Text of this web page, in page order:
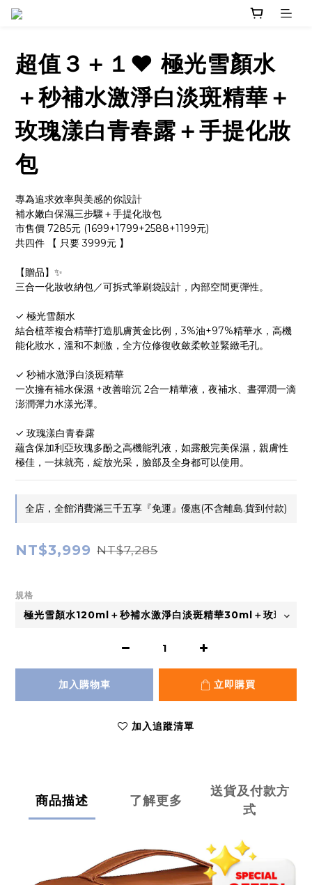
超值３＋１❤️ 極光雪顏水
＋秒補水激淨白淡斑精華＋
玫瑰漾白青春露＋手提化妝
包
專為追求效率與美感的你設計
補水嫩白保濕三步驟＋手提化妝包
市售價 7285元 (1699+1799+2588+1199元)
共四件 【 只要 3999元 】
【贈品】✨
三合一化妝收納包／可拆式筆刷袋設計，內部空間更彈性。
✓ 極光雪顏水
結合植萃複合精華打造肌膚黃金比例，3%油+97%精華水，高機
能化妝水，溫和不刺激，全方位修復收斂柔軟並緊緻毛孔。
✓ 秒補水激淨白淡斑精華
一次擁有補水保濕 +改善暗沉 2合一精華液，夜補水、晝彈潤一滴
澎潤彈力水漾光澤。
✓ 玫瑰漾白青春露
蘊含保加利亞玫瑰多酚之高機能乳液，如露般完美保濕，親膚性
極佳，一抹就亮，綻放光采，臉部及全身都可以使用。
全店，全館消費滿三千五享『免運』優惠(不含離島.貨到付款)
NT$3,999 NT$7,285
規格
加入購物車 立即購買
加入追蹤清單
商品描述 了解更多
送貨及付款方
式